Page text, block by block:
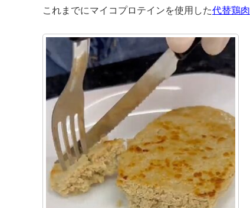
これまでにマイコプロテインを使用した代替鶏肉